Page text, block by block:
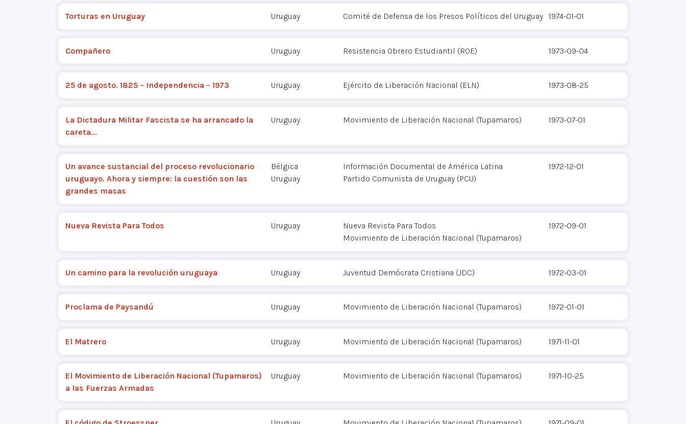
Torturas en Uruguay Uruguay Comité de Defensa de los Presos Políticos del Uruguay 1974-01-01
Compañero Uruguay Resistencia Obrero Estudiantil (ROE) 1973-09-04
25 de agosto. 1825 – Independencia – 1973 Uruguay Ejército de Liberación Nacional (ELN) 1973-08-25
La Dictadura Militar Fascista se ha arrancado la
careta...
Uruguay Movimiento de Liberación Nacional (Tupamaros) 1973-07-01
Un avance sustancial del proceso revolucionario
uruguayo. Ahora y siempre: la cuestión son las
grandes masas
Bélgica
Uruguay
Información Documental de América Latina
Partido Comunista de Uruguay (PCU)
1972-12-01
Nueva Revista Para Todos Uruguay
Nueva Revista Para Todos
Movimiento de Liberación Nacional (Tupamaros)
1972-09-01
Un camino para la revolución uruguaya Uruguay Juventud Demócrata Cristiana (JDC) 1972-03-01
Proclama de Paysandú Uruguay Movimiento de Liberación Nacional (Tupamaros) 1972-01-01
El Matrero Uruguay Movimiento de Liberación Nacional (Tupamaros) 1971-11-01
El Movimiento de Liberación Nacional (Tupamaros)
a las Fuerzas Armadas
Uruguay Movimiento de Liberación Nacional (Tupamaros) 1971-10-25